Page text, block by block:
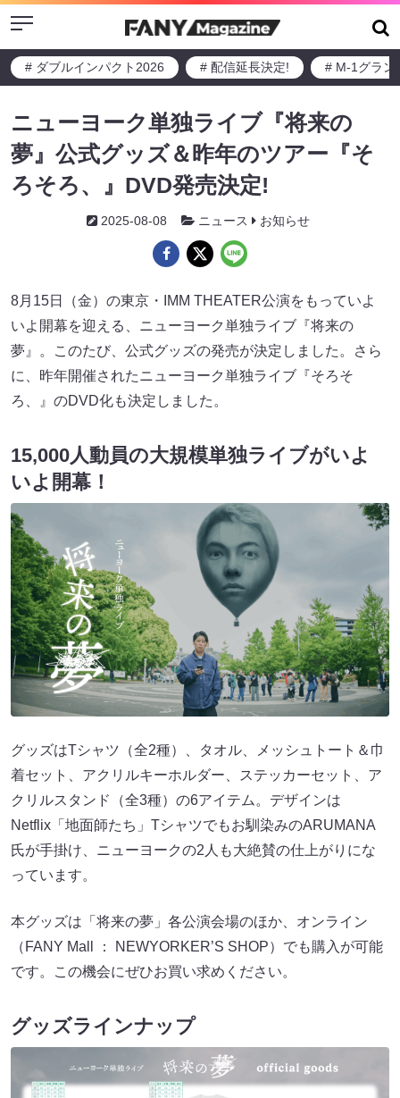
Menu
# ダブルインパクト2026 # 配信延長決定! # M-1グラン
ニューヨーク単独ライブ『将来の
夢』公式グッズ＆昨年のツアー『そ
ろそろ、』DVD発売決定!
2025-08-08 ニュース お知らせ
8月15日（金）の東京・IMM THEATER公演をもっていよ
いよ開幕を迎える、ニューヨーク単独ライブ『将来の
夢』。このたび、公式グッズの発売が決定しました。さら
に、昨年開催されたニューヨーク単独ライブ『そろそ
ろ、』のDVD化も決定しました。
15,000人動員の大規模単独ライブがいよ
いよ開幕！
グッズはTシャツ（全2種）、タオル、メッシュトート＆巾
着セット、アクリルキーホルダー、ステッカーセット、ア
クリルスタンド（全3種）の6アイテム。デザインは
Netflix「地面師たち」Tシャツでもお馴染みのARUMANA
氏が手掛け、ニューヨークの2人も大絶賛の仕上がりにな
っています。
本グッズは「将来の夢」各公演会場のほか、オンライン
（FANY Mall ： NEWYORKER’S SHOP）でも購入が可能
です。この機会にぜひお買い求めください。
グッズラインナップ